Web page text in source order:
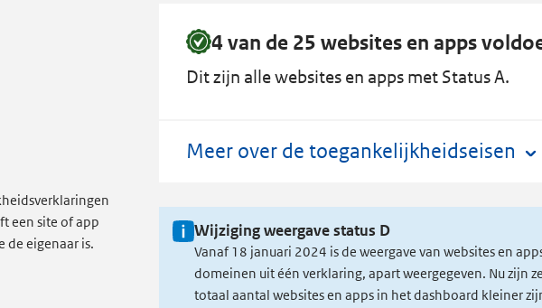
een site of app
de eigenaar is.
4 van de 25 websites en apps
Dit zijn alle websites en apps met Status A.
Meer over de toegankelijkheidseisen
Wijziging weergave status D
Vanaf 18 januari 2024 is de weergave van websites en
domeinen uit één verklaring, apart weergegeven. Nu zijn
totaal aantal websites en apps in het dashboard kleiner